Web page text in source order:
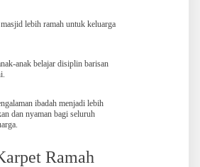
lebih ramah untuk keluarga
anak belajar disiplin barisan
ibadah menjadi lebih
dan nyaman bagi seluruh
Ramah